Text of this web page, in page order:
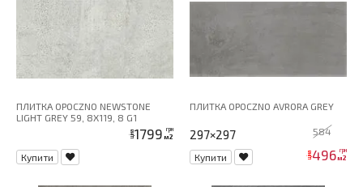
ПЛИТКА OPOCZNO NEWSTONE
LIGHT GREY 59, 8X119, 8 G1
ціна1799 грн
м2
Купити
ПЛИТКА OPOCZNO AVRORA GREY
297×297 584
Купити ціна496 грн
м2